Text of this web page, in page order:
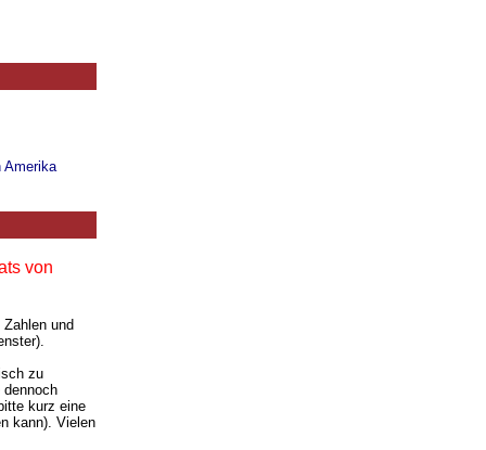
Amerika
von
Zahlen und
zu
kurz eine
kann). Vielen